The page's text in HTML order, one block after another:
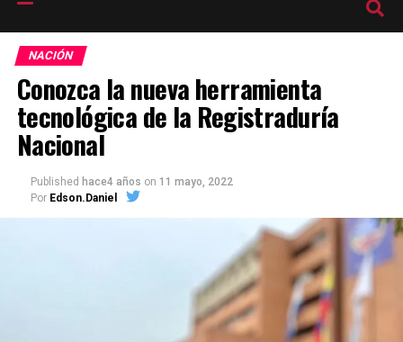
NACIÓN
Conozca la nueva herramienta
tecnológica de la Registraduría
Nacional
Published hace4 años on 11 mayo, 2022
Por Edson.Daniel